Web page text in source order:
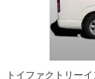
トイファクトリー